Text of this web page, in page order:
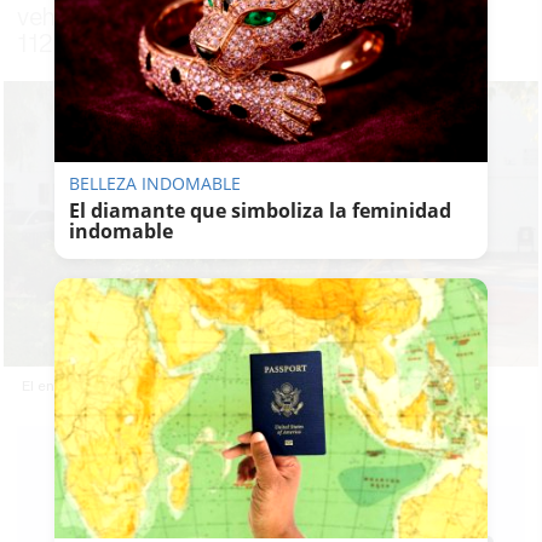
vehículo en el portal, según ha informado el
El entorno de la calle Lepanto en Conil.
PABLO FDEZ.
QUINTANILLA
19/05/2026
Actualizado: 19/05/2026 - 09:44
BELLEZA INDOMABLE
El diamante que simboliza la feminidad
indomable